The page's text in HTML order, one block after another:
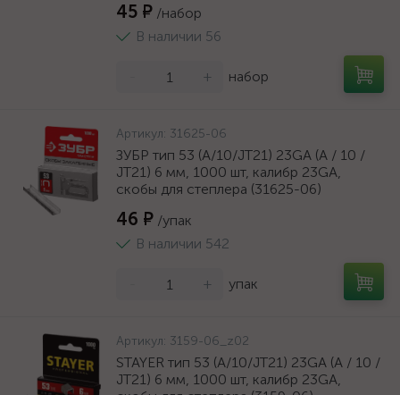
45 ₽ /набор
В наличии 56
+ набор
Артикул: 31625-06
ЗУБР тип 53 (A/10/JT21) 23GA (A / 10 /
JT21) 6 мм, 1000 шт, калибр 23GA,
скобы для степлера (31625-06)
46 ₽ /упак
В наличии 542
+ упак
Артикул: 3159-06_z02
STAYER тип 53 (A/10/JT21) 23GA (A / 10 /
JT21) 6 мм, 1000 шт, калибр 23GA,